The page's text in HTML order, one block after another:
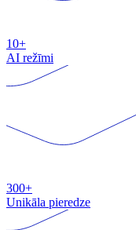
10+
AI režīmi
300+
Unikāla pieredze